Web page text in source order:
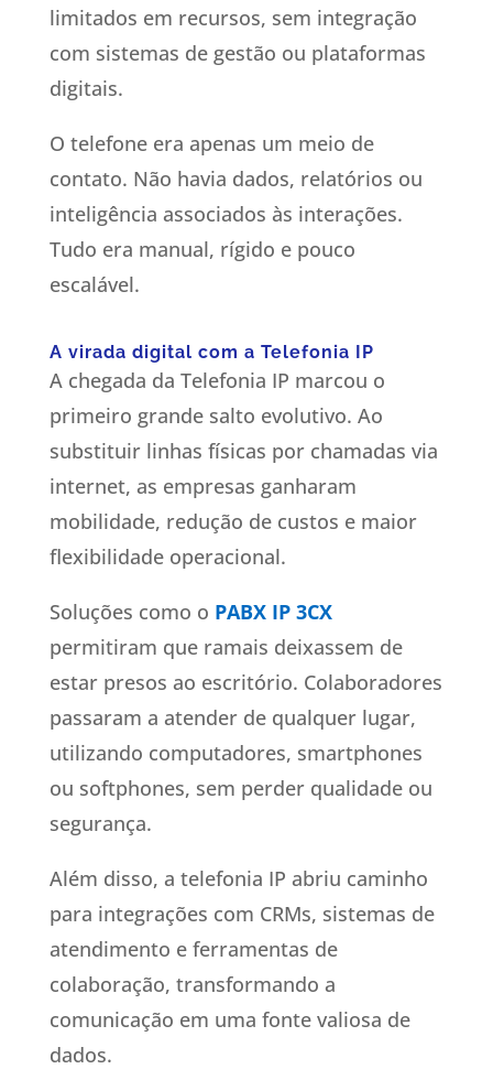
limitados em recursos, sem integração
com sistemas de gestão ou plataformas
digitais.
O telefone era apenas um meio de
contato. Não havia dados, relatórios ou
inteligência associados às interações.
Tudo era manual, rígido e pouco
escalável.
A virada digital com a Telefonia IP
A chegada da Telefonia IP marcou o
primeiro grande salto evolutivo. Ao
substituir linhas físicas por chamadas via
internet, as empresas ganharam
mobilidade, redução de custos e maior
flexibilidade operacional.
Soluções como o PABX IP 3CX
permitiram que ramais deixassem de
estar presos ao escritório. Colaboradores
passaram a atender de qualquer lugar,
utilizando computadores, smartphones
ou softphones, sem perder qualidade ou
segurança.
Além disso, a telefonia IP abriu caminho
para integrações com CRMs, sistemas de
atendimento e ferramentas de
colaboração, transformando a
comunicação em uma fonte valiosa de
dados.